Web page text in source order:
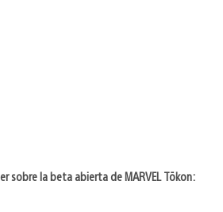
sobre la beta abierta de MARVEL Tōkon: